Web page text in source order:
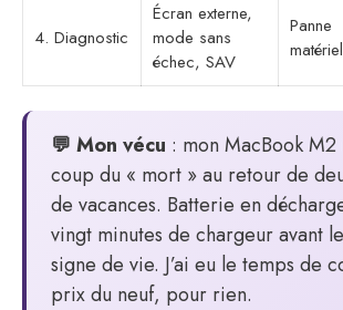
4. Diagnostic
Écran externe,
mode sans
échec, SAV
Panne
💬 Mon vécu : mon MacBook M2
coup du « mort » au retour de
de vacances. Batterie en
vingt minutes de chargeur avant
signe de vie. J’ai eu le temps de
prix du neuf, pour rien.